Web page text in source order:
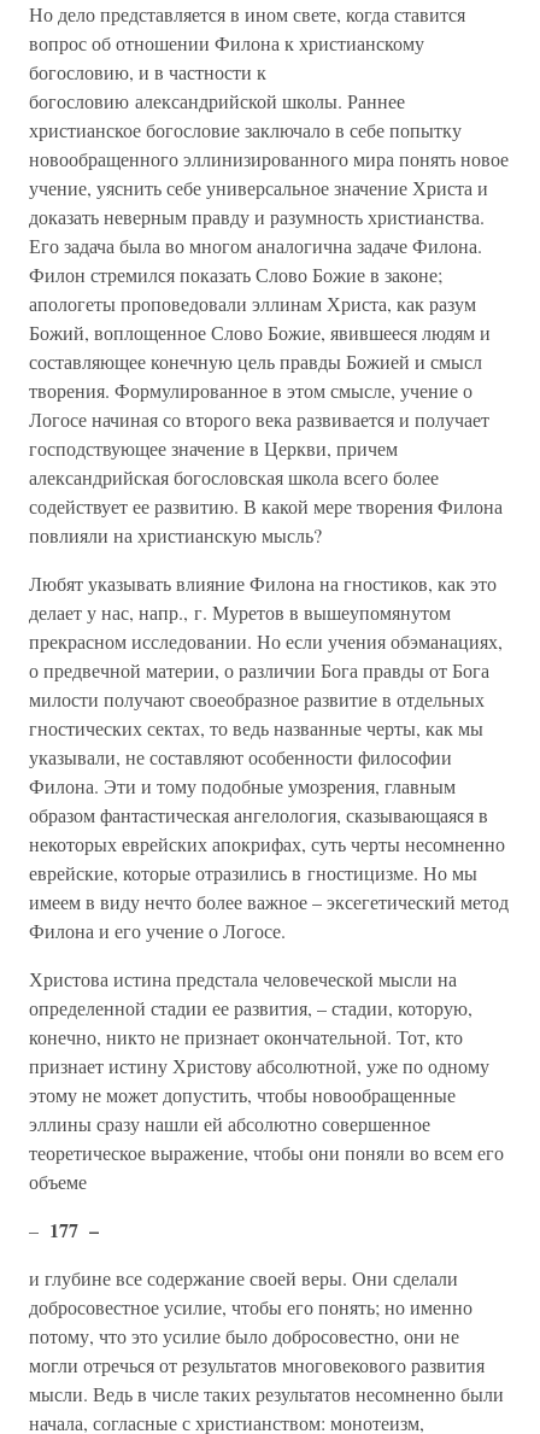
Но дело представляется в ином свете, когда ставится
вопрос об отношении Филона к христианскому
богословию, и в частности к
богословию александрийской школы. Раннее
христианское богословие заключало в себе попытку
новообращенного эллинизированного мира понять новое
учение, уяснить себе универсальное значение Христа и
доказать неверным правду и разумность христианства.
Его задача была во многом аналогична задаче Филона.
Филон стремился показать Слово Божие в законе;
апологеты проповедовали эллинам Христа, как разум
Божий, воплощенное Слово Божие, явившееся людям и
составляющее конечную цель правды Божией и смысл
творения. Формулированное в этом смысле, учение о
Логосе начиная со второго века развивается и получает
господствующее значение в Церкви, причем
александрийская богословская школа всего более
содействует ее развитию. В какой мере творения Филона
повлияли на христианскую мысль?
Любят указывать влияние Филона на гностиков, как это
делает у нас, напр., г. Муретов в вышеупомянутом
прекрасном исследовании. Но если учения обэманациях,
о предвечной материи, о различии Бога правды от Бога
милости получают своеобразное развитие в отдельных
гностических сектах, то ведь названные черты, как мы
указывали, не составляют особенности философии
Филона. Эти и тому подобные умозрения, главным
образом фантастическая ангелология, сказывающаяся в
некоторых еврейских апокрифах, суть черты несомненно
еврейские, которые отразились в гностицизме. Но мы
имеем в виду нечто более важное – эксегетический метод
Филона и его учение о Логосе.
Христова истина предстала человеческой мысли на
определенной стадии ее развития, – стадии, которую,
конечно, никто не признает окончательной. Тот, кто
признает истину Христову абсолютной, уже по одному
этому не может допустить, чтобы новообращенные
эллины сразу нашли ей абсолютно совершенное
теоретическое выражение, чтобы они поняли во всем его
объеме
– 177 –
и глубине все содержание своей веры. Они сделали
добросовестное усилие, чтобы его понять; но именно
потому, что это усилие было добросовестно, они не
могли отречься от результатов многовекового развития
мысли. Ведь в числе таких результатов несомненно были
начала, согласные с христианством: монотеизм,